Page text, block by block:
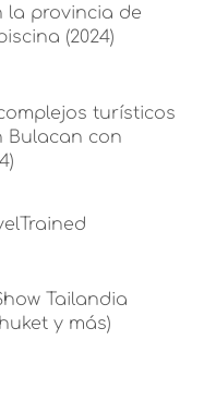
la provincia de
(2024)
turísticos
Bulacan con
Tailandia
y más)